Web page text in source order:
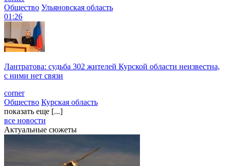
Общество Ульяновская область
01:26
Лантратова: судьба 302 жителей Курской области неизвестна,
с ними нет связи
corner
Общество Курская область
показать еще [...]
все новости
Актуальные сюжеты